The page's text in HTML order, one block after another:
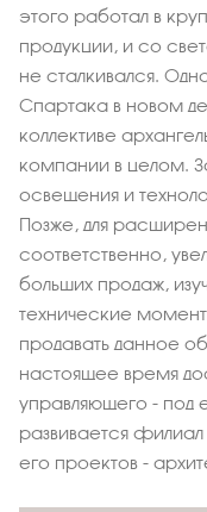
этого работал в
продукции, и со
не сталкивался.
Спартака в новом
коллективе
компании в целом.
освещения и
Позже, для
соответственно,
больших продаж,
технические
продавать данное
настоящее время
управляющего - под
развивается
его проектов -